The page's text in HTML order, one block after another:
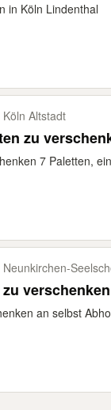
in Köln Lindenthal
Altstadt
zu
7 Paletten,
verschenken
an selbst